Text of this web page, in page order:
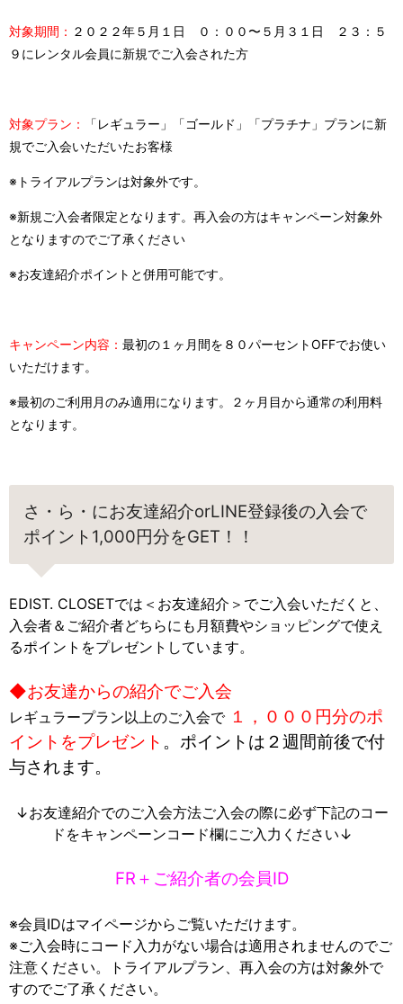
対象期間： ２０２２年５月１日 ０：００〜５月３１日 ２３：５
９にレンタル会員に新規でご入会された方
対象プラン：
「レギュラー」「ゴールド」「プラチナ」プランに新
規でご入会いただいたお客様
※トライアルプランは対象外です。
※新規ご入会者限定となります。再入会の方はキャンペーン対象外
となりますのでご了承ください
※お友達紹介ポイントと併用可能です。
キャンペーン内容： 最初の１ヶ月間を８０パーセントOFFでお使い
いただけます。
※最初のご利用月のみ適用になります。２ヶ月目から通常の利用料
となります。
さ・ら・にお友達紹介orLINE登録後の入会で
ポイント1,000円分をGET！！
EDIST. CLOSETでは＜お友達紹介＞でご入会いただくと、
入会者＆ご紹介者どちらにも月額費やショッピングで使え
るポイントをプレゼントしています。
◆お友達からの紹介でご入会
レギュラープラン以上のご入会で １，０００円分のポ
イントをプレゼント 。ポイントは２週間前後で付
与されます。
↓お友達紹介でのご入会方法ご入会の際に必ず下記のコー
ドをキャンペーンコード欄にご入力ください↓
FR＋ご紹介者の会員ID
※会員IDはマイページからご覧いただけます。
※ご入会時にコード入力がない場合は適用されませんのでご
注意ください。トライアルプラン、再入会の方は対象外で
すのでご了承ください。